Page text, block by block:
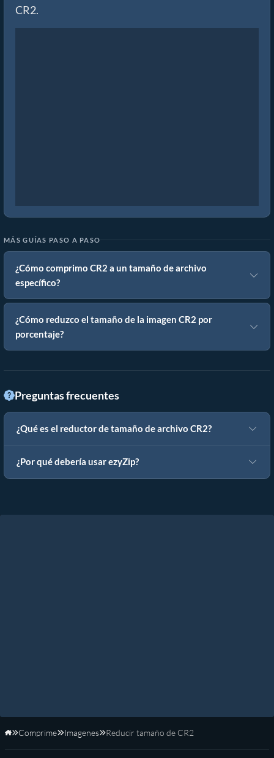
CR2.
MÁS GUÍAS PASO A PASO
¿Cómo comprimo CR2 a un tamaño de archivo
específico?
¿Cómo reduzco el tamaño de la imagen CR2 por
porcentaje?
Preguntas frecuentes
¿Qué es el reductor de tamaño de archivo CR2?
¿Por qué debería usar ezyZip?
Inicio
Comprime Imagenes Reducir tamaño de CR2